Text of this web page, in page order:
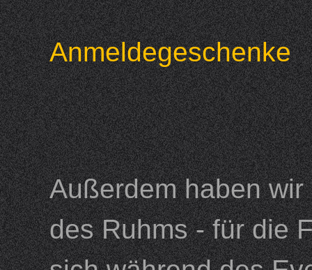
Anmeldegeschenke
Außerdem haben
des Ruhms - für die